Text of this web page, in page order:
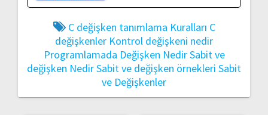
C değişken tanımlama Kuralları C
değişkenler Kontrol değişkeni nedir
Programlamada Değişken NedirSabit ve
değişken NedirSabit ve değişken örnekleri Sabit
ve Değişkenler